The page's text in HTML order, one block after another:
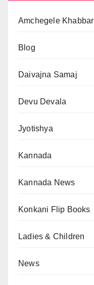
Amchegele Khabbar
Blog
Daivajna Samaj
Devu Devala
Jyotishya
Kannada
Kannada News
Konkani Flip Books
Ladies & Children
News